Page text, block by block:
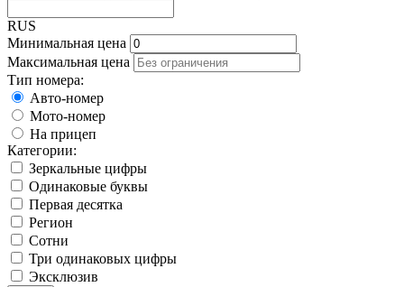
RUS
Минимальная цена
Максимальная цена
Тип номера:
Авто-номер
Мото-номер
На прицеп
Категории:
Зеркальные цифры
Одинаковые буквы
Первая десятка
Регион
Сотни
Три одинаковых цифры
Эксклюзив